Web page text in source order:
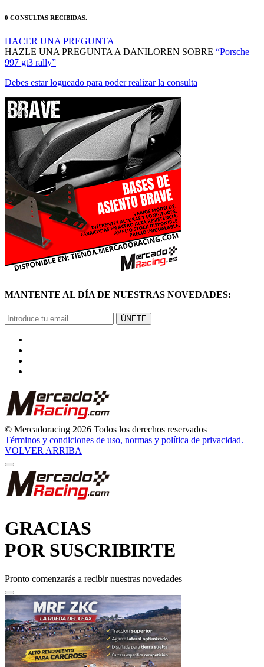
HAZLE UNA PREGUNTA A DANILOREN SOBRE
997 gt3 rally”
Debes estar logueado para poder realizar la consulta
© Mercadoracing 2026 Todos los derechos reservados
Términos y condiciones de uso, normas y política de privacidad.
VOLVER ARRIBA
POR SUSCRIBIRTE